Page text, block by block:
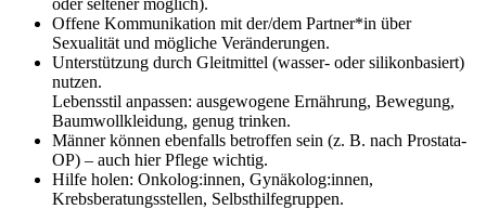
oder seltener möglich).
Offene Kommunikation mit der/dem Partner*in über
Sexualität und mögliche Veränderungen.
Unterstützung durch Gleitmittel (wasser- oder silikonbasiert)
nutzen.
Lebensstil anpassen: ausgewogene Ernährung, Bewegung,
Baumwollkleidung, genug trinken.
Männer können ebenfalls betroffen sein (z. B. nach Prostata-
OP) – auch hier Pflege wichtig.
Hilfe holen: Onkolog:innen, Gynäkolog:innen,
Krebsberatungsstellen, Selbsthilfegruppen.